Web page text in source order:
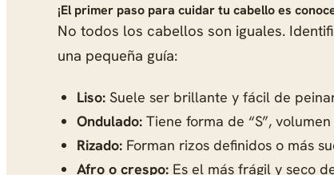
¡El primer paso para cuidar tu cabello es
No todos los cabellos son iguales.
una pequeña guía:
Liso: Suele ser brillante y fácil de
Ondulado: Tiene forma de “S”,
Rizado: Forman rizos definidos o más
Afro o crespo: Es el más frágil y seco